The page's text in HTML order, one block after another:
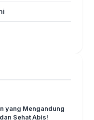
yang Mengandung
Sehat Abis!